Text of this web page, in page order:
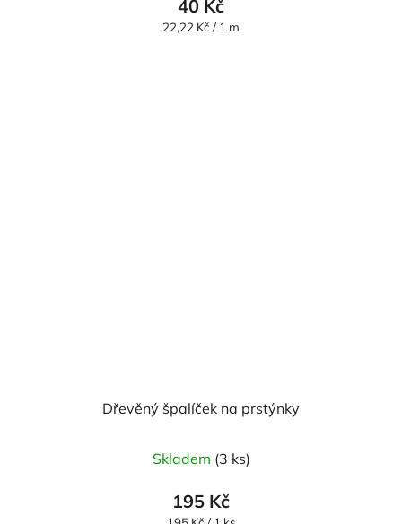
40 Kč
Měrná
22,22 Kč / 1 m
Dřevěný špalíček na prstýnky
hodnocení
produktu
je
Skladem (3 ks)
195 Kč